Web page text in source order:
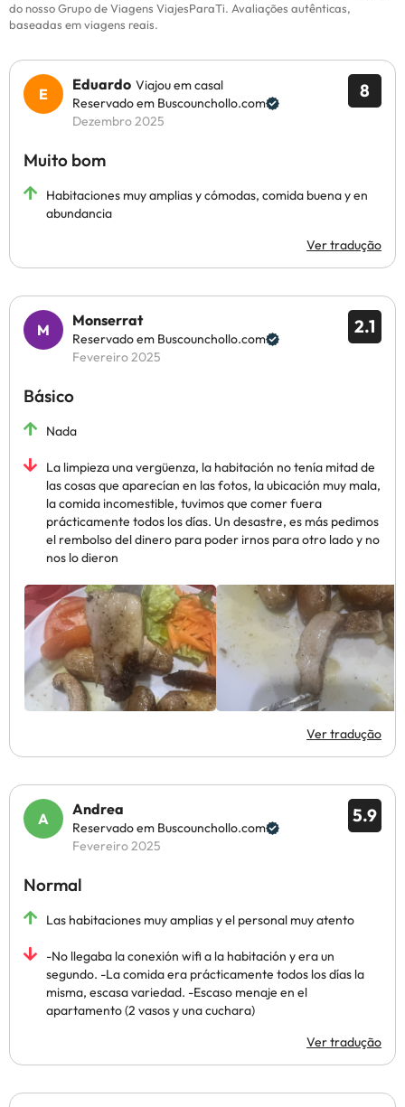
do nosso Grupo de Viagens ViajesParaTi. Avaliações autênticas,
baseadas em viagens reais.
8
Eduardo Viajou em casal
Reservado em Buscounchollo.com
Dezembro 2025
Muito bom
Habitaciones muy amplias y cómodas, comida buena y en
abundancia
Ver tradução
2.1
Monserrat
Reservado em Buscounchollo.com
Fevereiro 2025
Básico
Nada
La limpieza una vergüenza, la habitación no tenía mitad de
las cosas que aparecían en las fotos, la ubicación muy mala,
la comida incomestible, tuvimos que comer fuera
prácticamente todos los días. Un desastre, es más pedimos
el rembolso del dinero para poder irnos para otro lado y no
nos lo dieron
Ver tradução
5.9
Andrea
Reservado em Buscounchollo.com
Fevereiro 2025
Normal
Las habitaciones muy amplias y el personal muy atento
-No llegaba la conexión wifi a la habitación y era un
segundo. -La comida era prácticamente todos los días la
misma, escasa variedad. -Escaso menaje en el
apartamento (2 vasos y una cuchara)
Ver tradução